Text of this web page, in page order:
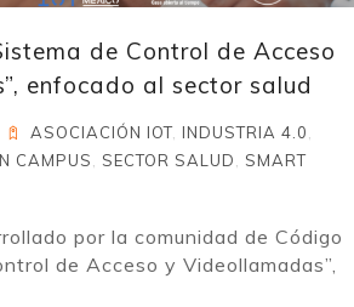
de Control de Acceso
enfocado al sector salud
ASOCIACIÓN IOT, INDUSTRIA 4.0
CAMPUS
SECTOR SALUD
SMART
por la comunidad de Código
de Acceso y Videollamadas”,